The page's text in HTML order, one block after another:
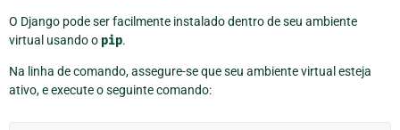
O Django pode ser facilmente instalado dentro de seu ambiente
virtual usando o pip.
Na linha de comando, assegure-se que seu ambiente virtual esteja
ativo, e execute o seguinte comando: